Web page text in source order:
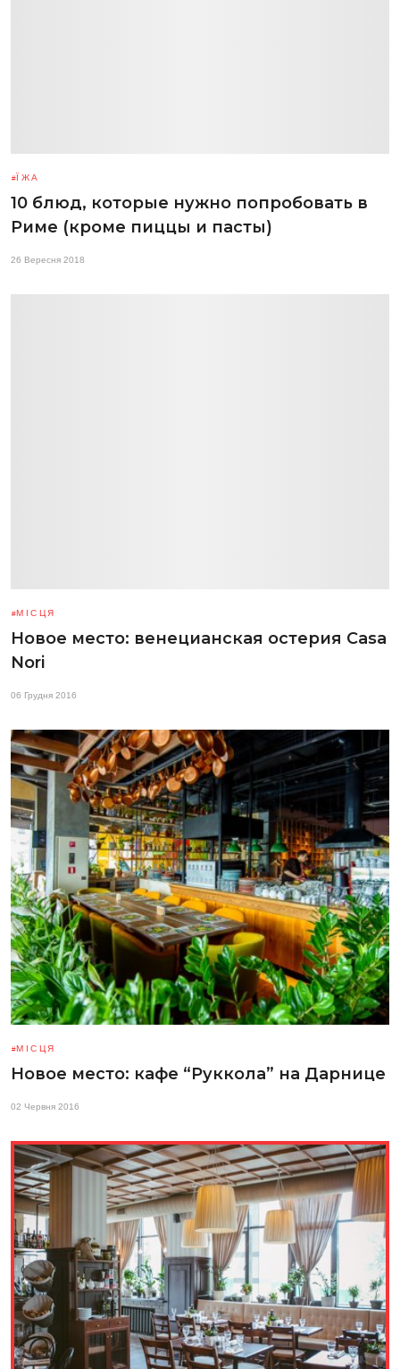
ЇЖА
10 блюд, которые нужно попробовать в
Риме (кроме пиццы и пасты)
26 Вересня 2018
МІСЦЯ
Новое место: венецианская остерия Casa
Nori
06 Грудня 2016
МІСЦЯ
Новое место: кафе “Руккола” на Дарнице
02 Червня 2016